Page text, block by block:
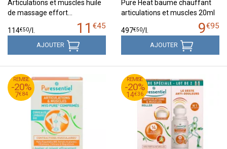
Articulations et muscles huile
de massage effort…
11 €45
114€50/
AJOUTER
Pure Heat baume chauffant
articulations et muscles 20ml
9€95
497€50/
AJOUTER
REMISE
-20%
7€84
9
€
79
7
€
84
REMISE
-20%
14€36
17
€
95
14
€
36